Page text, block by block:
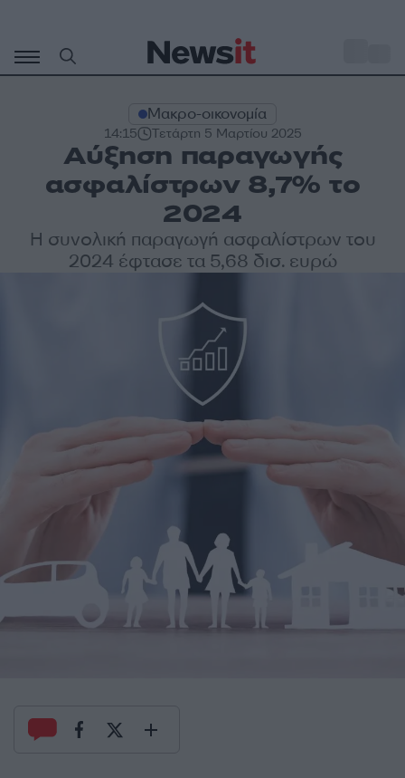
περιεχόμενο
Μακρο-οικονομία
14:15 Τετάρτη 5 Μαρτίου 2025
Αύξηση παραγωγής
ασφαλίστρων 8,7% το
2024
Η συνολική παραγωγή ασφαλίστρων του
2024 έφτασε τα 5,68 δισ. ευρώ